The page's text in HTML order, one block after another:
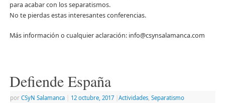
para acabar con los separatismos.
No te pierdas estas interesantes conferencias.
Más información o cualquier aclaración: info@csynsalamanca.com
Defiende España
por CSyN Salamanca 12 octubre, 2017 Actividades, Separatismo